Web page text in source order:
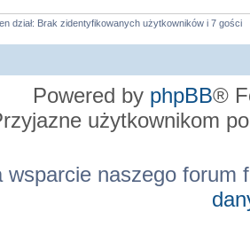
dział: Brak zidentyfikowanych użytkowników i 7 gości
Powered by phpBB®
użytkownikom
wsparcie naszego